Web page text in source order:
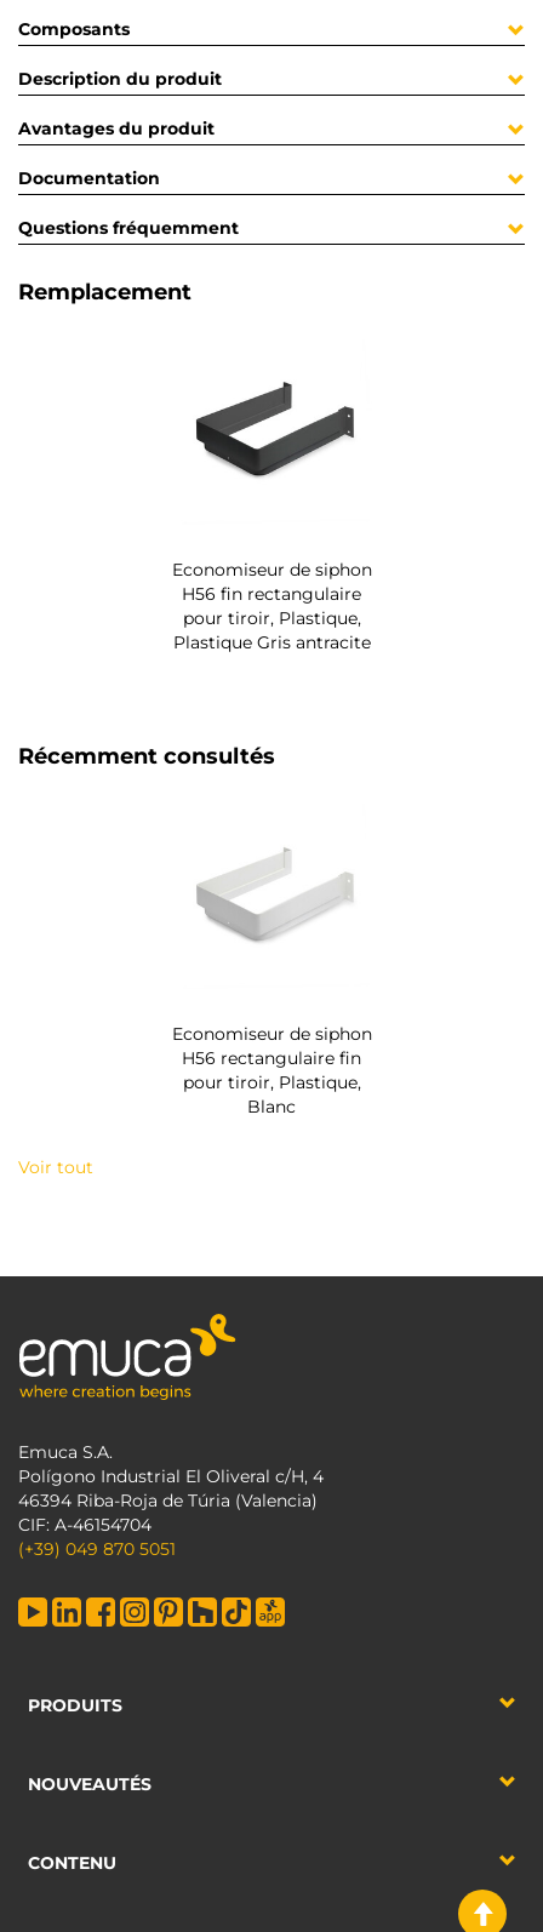
Composants
Description du produit
Avantages du produit
Documentation
Questions fréquemment
Remplacement
Economiseur de siphon
H56 fin rectangulaire
pour tiroir, Plastique,
Plastique Gris antracite
Récemment consultés
Economiseur de siphon
H56 rectangulaire fin
pour tiroir, Plastique,
Blanc
Voir tout
Emuca S.A.
Polígono Industrial El Oliveral c/H, 4
46394 Riba-Roja de Túria (Valencia)
CIF: A-46154704
(+39) 049 870 5051
PRODUITS
NOUVEAUTÉS
CONTENU